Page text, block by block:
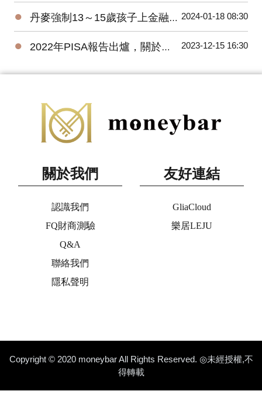
● 丹麥強制13～15歲孩子上金融教育課程，台灣呢？ 2024-01-18 08:30
● 2022年PISA報告出爐，關於金融素養做了哪些改變？ 2023-12-15 16:30
關於我們
認識我們
FQ財商測驗
Q&A
聯絡我們
隱私聲明
友好連結
GliaCloud
樂居LEJU
Copyright © 2020 moneybar All Rights Reserved. ◎未經授權,不
得轉載